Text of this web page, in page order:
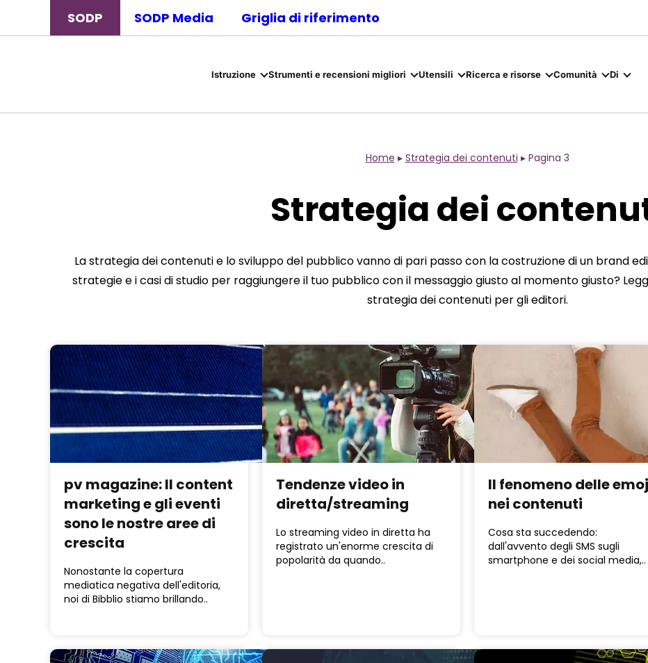
SODP SODP Media Griglia di riferimento
Istruzione Strumenti e recensioni migliori Utensili Ricerca e risorse Comunità Di
Home ▸ Strategia dei contenuti ▸ Pagina 3
Strategia dei
La strategia dei contenuti e lo sviluppo del pubblico vanno di pari passo con la costruzione di un brand
strategie e i casi di studio per raggiungere il tuo pubblico con il messaggio giusto al momento giusto?
strategia dei contenuti per gli editori.
pv magazine: Il content
marketing e gli eventi
sono le nostre aree di
crescita
Nonostante la copertura
mediatica negativa dell'editoria,
noi di Bibblio stiamo brillando..
Tendenze video in
diretta/streaming
Lo streaming video in diretta ha
registrato un'enorme crescita di
popolarità da quando..
Il fenomeno delle
nei contenuti
Cosa sta succedendo:
dall'avvento degli SMS sugli
smartphone e dei social media,..